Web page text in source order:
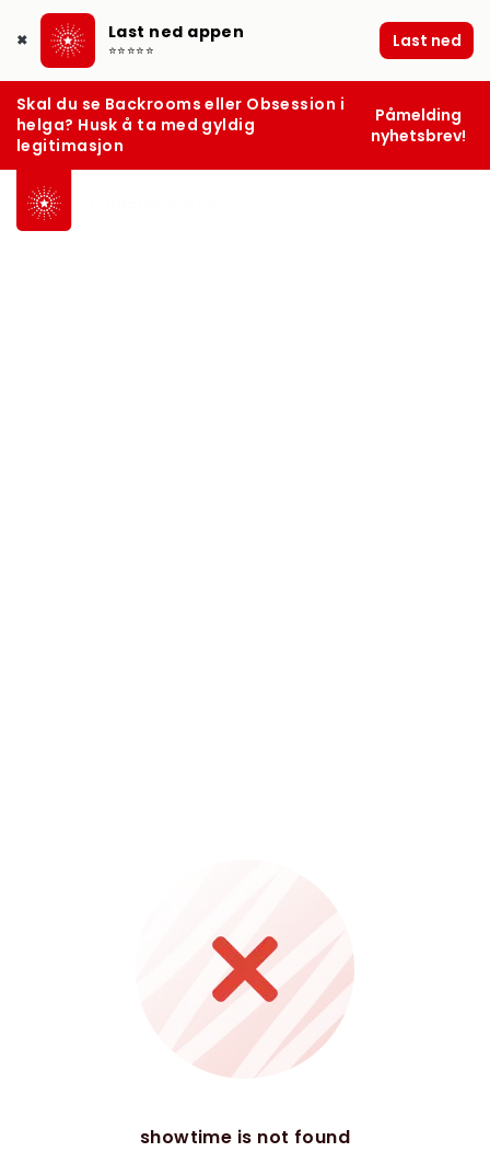
✖ Last ned appen
⭐⭐⭐⭐⭐ Last ned
Skal du se Backrooms eller Obsession i
helga? Husk å ta med gyldig
legitimasjon
Påmelding
nyhetsbrev!
showtime is not found